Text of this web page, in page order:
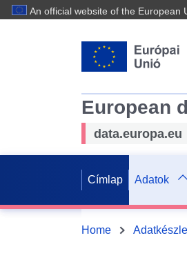
An official website of the European
European
data.europa.eu
Címlap Adatok
Home